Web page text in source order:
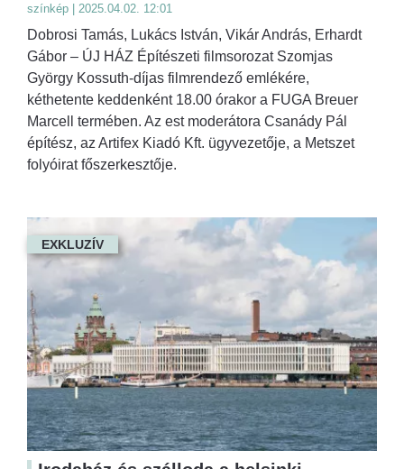
színkép | 2025.04.02. 12:01
Dobrosi Tamás, Lukács István, Vikár András, Erhardt
Gábor – ÚJ HÁZ Építészeti filmsorozat Szomjas
György Kossuth-díjas filmrendező emlékére,
kéthetente keddenként 18.00 órakor a FUGA Breuer
Marcell termében. Az est moderátora Csanády Pál
építész, az Artifex Kiadó Kft. ügyvezetője, a Metszet
folyóirat főszerkesztője.
EXKLUZÍV